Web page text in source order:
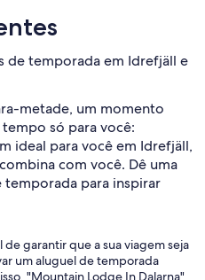
de temporada em Idrefjäll e
metade, um momento
só para você:
ideal para você em Idrefjäll,
com você. Dê uma
temporada para inspirar
de garantir que a sua viagem seja
um aluguel de temporada
"Mountain Lodge In Dalarna"